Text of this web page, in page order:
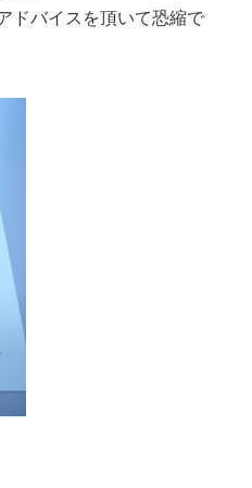
ドバイスを頂いて恐縮で